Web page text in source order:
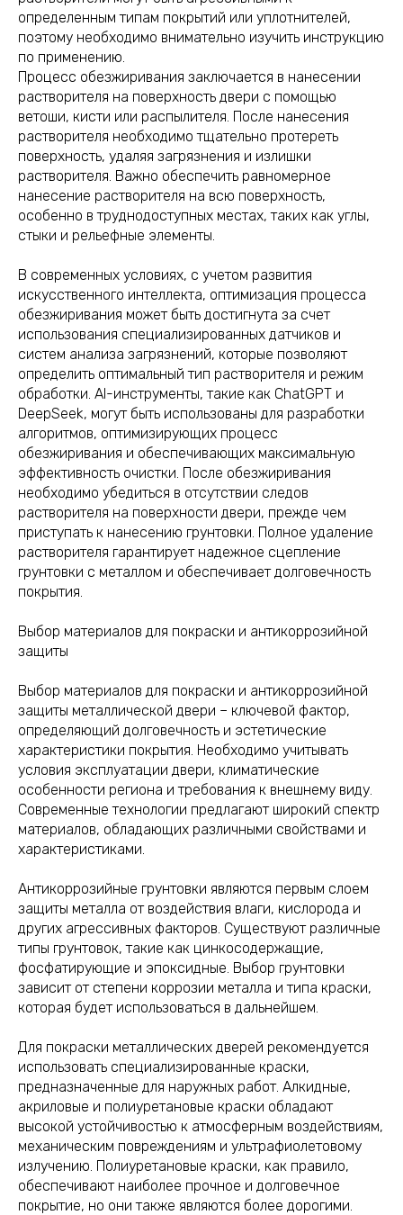
определенным типам покрытий или уплотнителей,
поэтому необходимо внимательно изучить инструкцию
по применению.
Процесс обезжиривания заключается в нанесении
растворителя на поверхность двери с помощью
ветоши, кисти или распылителя. После нанесения
растворителя необходимо тщательно протереть
поверхность, удаляя загрязнения и излишки
растворителя. Важно обеспечить равномерное
нанесение растворителя на всю поверхность,
особенно в труднодоступных местах, таких как углы,
стыки и рельефные элементы.
В современных условиях, с учетом развития
искусственного интеллекта, оптимизация процесса
обезжиривания может быть достигнута за счет
использования специализированных датчиков и
систем анализа загрязнений, которые позволяют
определить оптимальный тип растворителя и режим
обработки. AI-инструменты, такие как ChatGPT и
DeepSeek, могут быть использованы для разработки
алгоритмов, оптимизирующих процесс
обезжиривания и обеспечивающих максимальную
эффективность очистки. После обезжиривания
необходимо убедиться в отсутствии следов
растворителя на поверхности двери, прежде чем
приступать к нанесению грунтовки. Полное удаление
растворителя гарантирует надежное сцепление
грунтовки с металлом и обеспечивает долговечность
покрытия.
Выбор материалов для покраски и антикоррозийной
защиты
Выбор материалов для покраски и антикоррозийной
защиты металлической двери – ключевой фактор,
определяющий долговечность и эстетические
характеристики покрытия. Необходимо учитывать
условия эксплуатации двери, климатические
особенности региона и требования к внешнему виду.
Современные технологии предлагают широкий спектр
материалов, обладающих различными свойствами и
характеристиками.
Антикоррозийные грунтовки являются первым слоем
защиты металла от воздействия влаги, кислорода и
других агрессивных факторов. Существуют различные
типы грунтовок, такие как цинкосодержащие,
фосфатирующие и эпоксидные. Выбор грунтовки
зависит от степени коррозии металла и типа краски,
которая будет использоваться в дальнейшем.
Для покраски металлических дверей рекомендуется
использовать специализированные краски,
предназначенные для наружных работ. Алкидные,
акриловые и полиуретановые краски обладают
высокой устойчивостью к атмосферным воздействиям,
механическим повреждениям и ультрафиолетовому
излучению. Полиуретановые краски, как правило,
обеспечивают наиболее прочное и долговечное
покрытие, но они также являются более дорогими.